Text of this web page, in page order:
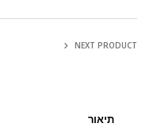
NEXT PRODUCT
תיאור